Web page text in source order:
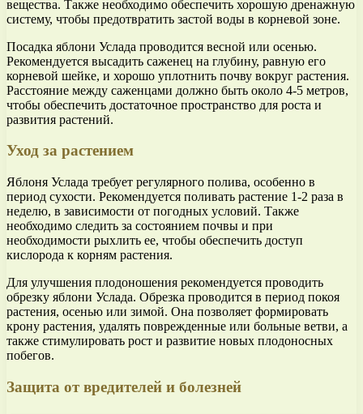
вещества. Также необходимо обеспечить хорошую дренажную
систему, чтобы предотвратить застой воды в корневой зоне.
Посадка яблони Услада проводится весной или осенью.
Рекомендуется высадить саженец на глубину, равную его
корневой шейке, и хорошо уплотнить почву вокруг растения.
Расстояние между саженцами должно быть около 4-5 метров,
чтобы обеспечить достаточное пространство для роста и
развития растений.
Уход за растением
Яблоня Услада требует регулярного полива, особенно в
период сухости. Рекомендуется поливать растение 1-2 раза в
неделю, в зависимости от погодных условий. Также
необходимо следить за состоянием почвы и при
необходимости рыхлить ее, чтобы обеспечить доступ
кислорода к корням растения.
Для улучшения плодоношения рекомендуется проводить
обрезку яблони Услада. Обрезка проводится в период покоя
растения, осенью или зимой. Она позволяет формировать
крону растения, удалять поврежденные или больные ветви, а
также стимулировать рост и развитие новых плодоносных
побегов.
Защита от вредителей и болезней